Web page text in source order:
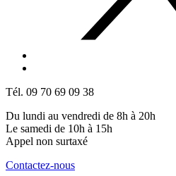
Tél. 09 70 69 09 38
Du lundi au vendredi de 8h à 20h
Le samedi de 10h à 15h
Appel non surtaxé
Contactez-nous